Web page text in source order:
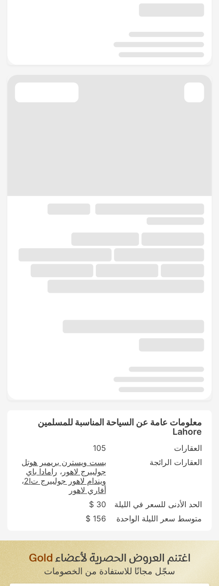
معلومات عامة عن السياحة المناسبة للمسلمين
Lahore
العقارات
105
العقارات الرائجة
بست ويسترن بريمير هوتل
جولبيرج لاهور
رامادا باي
ويندام لاهور جولبيرج ت2I
أفاري لاهور
الحد الأدنى للسعر في الليلة
30 $
متوسط سعر الليلة الواحدة
156 $
اغتنم العروض الحصرية لأعضاءGold
سجّل مجانًا للاستفادة من الخصومات